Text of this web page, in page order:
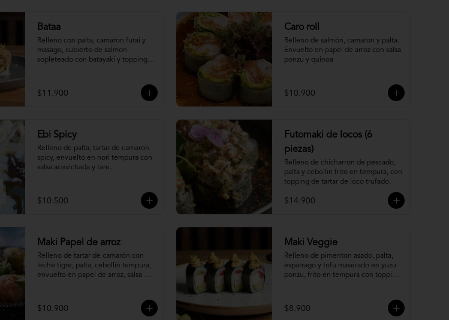
Bataa
Relleno con palta, camaron furai y
masago, cubierto de salmon
sopleteado con batayaki y topping
$11.900
Caro roll
Relleno de salmón, camaron y palta.
Envuelto en papel de arroz con salsa
ponzu y quinoa
$10.900
Ebi Spicy
Relleno de palta, tartar de camaron
spicy, envuelto en nori tempura con
salsa acevichada y tare.
$10.500
Futomaki de locos (6
piezas)
Relleno de chicharron de pescado,
palta y cebollin frito en tempura, con
topping de tartar de loco trufado.
$14.900
Maki Papel de arroz
Relleno de tartar de camarón con
leche tigre, palta, cebollín tempura,
envuelto en papel de arroz, salsa
$10.900
Maki Veggie
Relleno de pimenton asado, palta,
esparrago y tofu maserado en yuzu
ponzu, frito en tempura con topping
$8.900